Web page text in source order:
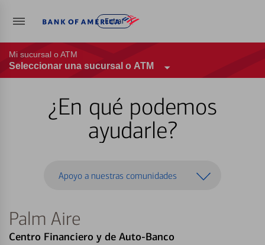
Entrar
Mi sucursal o ATM
Seleccionar una sucursal o ATM
¿En qué podemos
ayudarle?
Apoyo a nuestras comunidades
Palm Aire
Centro Financiero y de Auto-Banco